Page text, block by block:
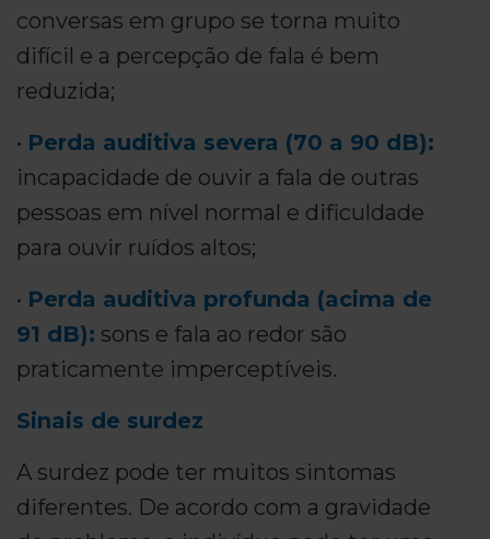
conversas em grupo se torna muito
difícil e a percepção de fala é bem
reduzida;
• Perda auditiva severa (70 a 90 dB):
incapacidade de ouvir a fala de outras
pessoas em nível normal e dificuldade
para ouvir ruídos altos;
• Perda auditiva profunda (acima de
91 dB): sons e fala ao redor são
praticamente imperceptíveis.
Sinais de surdez
A surdez pode ter muitos sintomas
diferentes. De acordo com a gravidade